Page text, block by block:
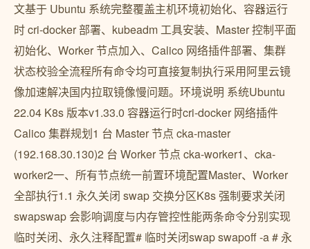
文基于 Ubuntu 系统完整覆盖主机环境初始化、容器运行
时 cri-docker 部署、kubeadm 工具安装、Master 控制平面
初始化、Worker 节点加入、Calico 网络插件部署、集群
状态校验全流程所有命令均可直接复制执行采用阿里云镜
像加速解决国内拉取镜像慢问题。环境说明 系统Ubuntu
22.04 K8s 版本v1.33.0 容器运行时cri-docker 网络插件
Calico 集群规划1 台 Master 节点 cka-master
(192.168.30.130)2 台 Worker 节点 cka-worker1、cka-
worker2一、所有节点统一前置环境配置Master、Worker
全部执行1.1 永久关闭 swap 交换分区K8s 强制要求关闭
swapswap 会影响调度与内存管控性能两条命令分别实现
临时关闭、永久注释配置# 临时关闭swap swapoff -a # 永